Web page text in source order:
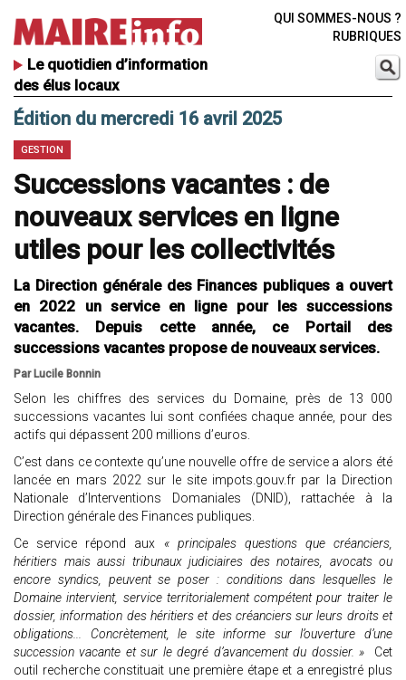
Le quotidien d’information
des élus locaux
QUI SOMMES-NOUS ?
RUBRIQUES
Édition du mercredi 16 avril 2025
GESTION
Successions vacantes : de
nouveaux services en ligne
utiles pour les collectivités
La Direction générale des Finances publiques a ouvert
en 2022 un service en ligne pour les successions
vacantes. Depuis cette année, ce Portail des
successions vacantes propose de nouveaux services.
Par Lucile Bonnin
Selon les chiffres des services du Domaine, près de 13 000
successions vacantes lui sont confiées chaque année, pour des
actifs qui dépassent 200 millions d’euros.
C’est dans ce contexte qu’une nouvelle offre de service a alors été
lancée en mars 2022 sur le site impots.gouv.fr par la Direction
Nationale d’Interventions Domaniales (DNID), rattachée à la
Direction générale des Finances publiques.
Ce service répond aux « principales questions que créanciers,
héritiers mais aussi tribunaux judiciaires des notaires, avocats ou
encore syndics, peuvent se poser : conditions dans lesquelles le
Domaine intervient, service territorialement compétent pour traiter le
dossier, information des héritiers et des créanciers sur leurs droits et
obligations... Concrètement, le site informe sur l’ouverture d’une
succession vacante et sur le degré d’avancement du dossier. »
Cet
outil recherche constituait une première étape et a enregistré plus